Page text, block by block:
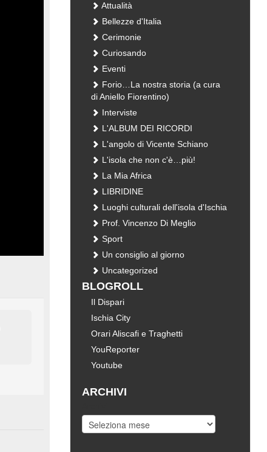
Attualità
Bellezze d'Italia
Cerimonie
Curiosando
Eventi
Forio…La nostra storia (a cura
di Aniello Fiorentino)
Interviste
L'ALBUM DEI RICORDI
L'angolo di Vicente Schiano
L'isola che non c'è…più!
La Mia Africa
LIBRIDINE
Luoghi culturali dell'isola d'Ischia
Prof. Vincenzo Di Meglio
Sport
Un consiglio al giorno
Uncategorized
BLOGROLL
Il Dispari
Ischia City
Orari Aliscafi e Traghetti
YouReporter
Youtube
ARCHIVI